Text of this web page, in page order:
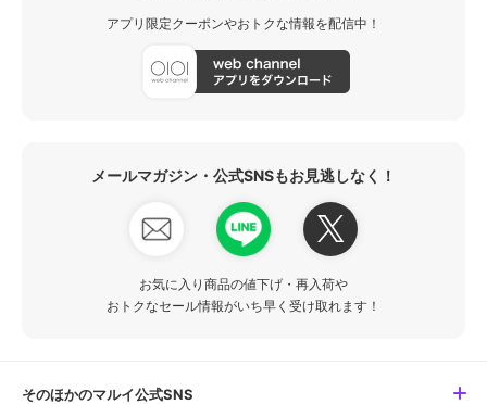
アプリ限定クーポンやおトクな情報を配信中！
メールマガジン・公式SNSもお見逃しなく！
お気に入り商品の値下げ・再入荷や
おトクなセール情報がいち早く受け取れます！
そのほかのマルイ公式SNS